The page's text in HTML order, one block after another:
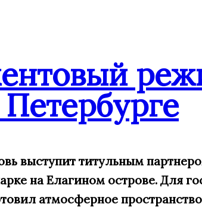
выступит титульным
на Елагином острове. Для
атмосферное